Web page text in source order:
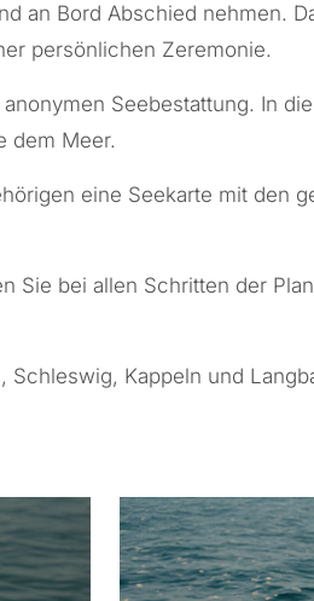
an Bord Abschied nehmen.
persönlichen Zeremonie.
Seebestattung. In
dem Meer.
eine Seekarte mit den
Sie bei allen Schritten der
Kappeln und